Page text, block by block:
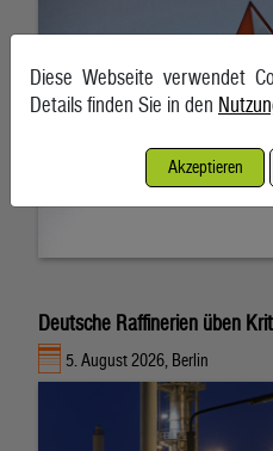
Deutsche Raffinerien üben
5. August 2026, Berlin
Diese Webseite verwendet
Details finden Sie in den
Akzeptieren